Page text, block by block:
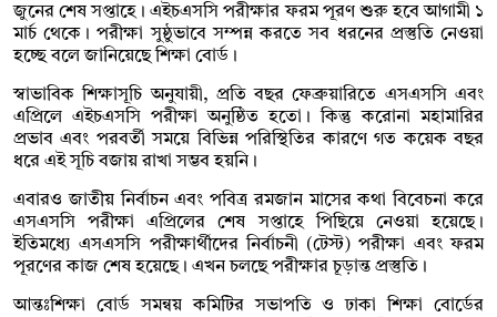
জুনের শেষ সপ্তাহে। এইচএসসি পরীক্ষার ফরম পূরণ শুরু হবে আগামী ১
মার্চ থেকে। পরীক্ষা সুষ্ঠুভাবে সম্পন্ন করতে সব ধরনের প্রস্তুতি নেওয়া
হচ্ছে বলে জানিয়েছে শিক্ষা বোর্ড।
স্বাভাবিক শিক্ষাসূচি অনুযায়ী, প্রতি বছর ফেব্রুয়ারিতে এসএসসি এবং
এপ্রিলে এইচএসসি পরীক্ষা অনুষ্ঠিত হতো। কিন্তু করোনা মহামারির
প্রভাব এবং পরবর্তী সময়ে বিভিন্ন পরিস্থিতির কারণে গত কয়েক বছর
ধরে এই সূচি বজায় রাখা সম্ভব হয়নি।
এবারও জাতীয় নির্বাচন এবং পবিত্র রমজান মাসের কথা বিবেচনা করে
এসএসসি পরীক্ষা এপ্রিলের শেষ সপ্তাহে পিছিয়ে নেওয়া হয়েছে।
ইতিমধ্যে এসএসসি পরীক্ষার্থীদের নির্বাচনী (টেস্ট) পরীক্ষা এবং ফরম
পূরণের কাজ শেষ হয়েছে। এখন চলছে পরীক্ষার চূড়ান্ত প্রস্তুতি।
আন্তঃশিক্ষা বোর্ড সমন্বয় কমিটির সভাপতি ও ঢাকা শিক্ষা বোর্ডের